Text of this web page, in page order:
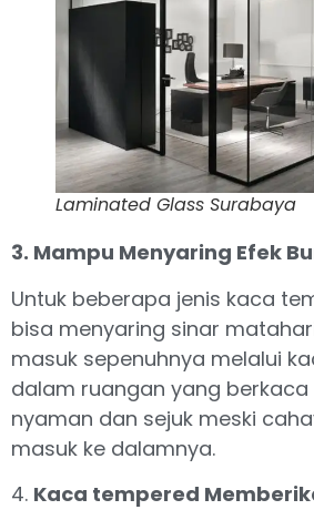
Laminated Glass Surabaya
3. Mampu Menyaring Efek
Untuk beberapa jenis kaca
bisa menyaring sinar
masuk sepenuhnya melalui
dalam ruangan yang
nyaman dan sejuk meski
masuk ke dalamnya.
4. Kaca tempered